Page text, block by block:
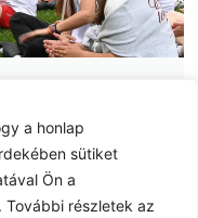
a honlap
sütiket
Ön a
részletek az